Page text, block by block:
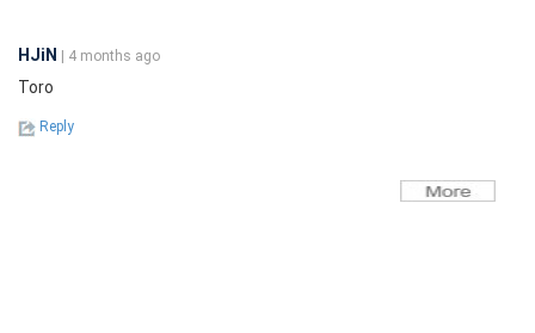
HJiN | 4 months ago
Toro
Reply